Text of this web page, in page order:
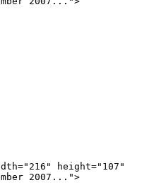
height="107"
2007...">